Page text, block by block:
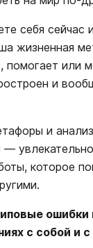
себя сейчас
жизненная
помогает или
и
и
―
которое
ошибки
с собой и